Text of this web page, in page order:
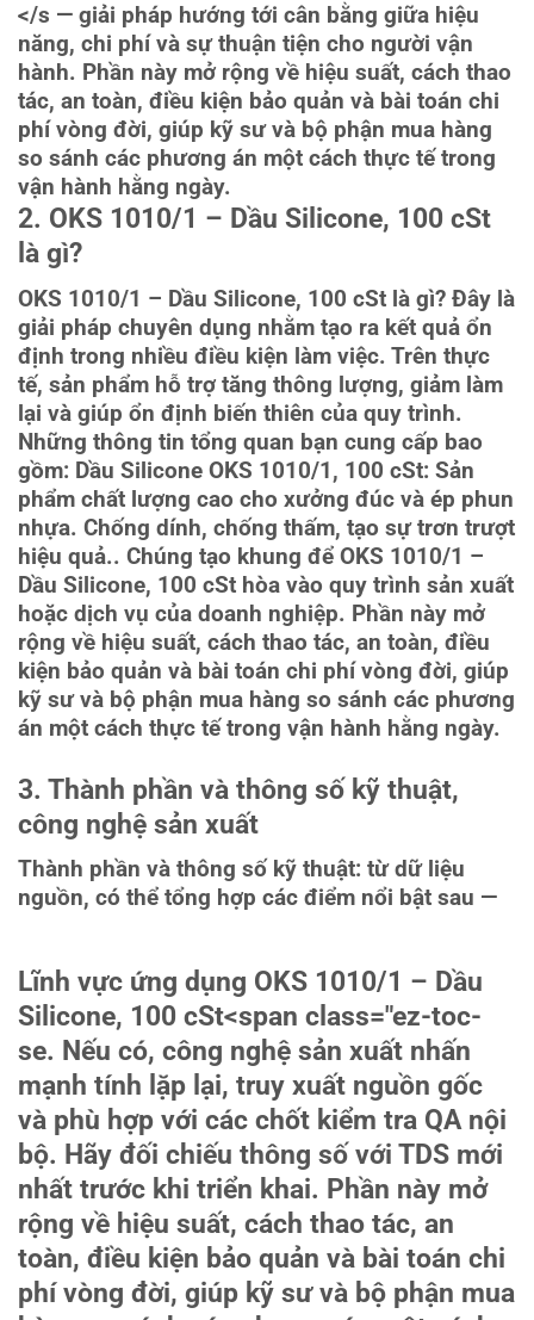
</s — giải pháp hướng tới cân bằng giữa hiệu
năng, chi phí và sự thuận tiện cho người vận
hành. Phần này mở rộng về hiệu suất, cách thao
tác, an toàn, điều kiện bảo quản và bài toán chi
phí vòng đời, giúp kỹ sư và bộ phận mua hàng
so sánh các phương án một cách thực tế trong
vận hành hằng ngày.
2. OKS 1010/1 – Dầu Silicone, 100 cSt
là gì?
OKS 1010/1 – Dầu Silicone, 100 cSt là gì? Đây là
giải pháp chuyên dụng nhằm tạo ra kết quả ổn
định trong nhiều điều kiện làm việc. Trên thực
tế, sản phẩm hỗ trợ tăng thông lượng, giảm làm
lại và giúp ổn định biến thiên của quy trình.
Những thông tin tổng quan bạn cung cấp bao
gồm: Dầu Silicone OKS 1010/1, 100 cSt: Sản
phẩm chất lượng cao cho xưởng đúc và ép phun
nhựa. Chống dính, chống thấm, tạo sự trơn trượt
hiệu quả.. Chúng tạo khung để OKS 1010/1 –
Dầu Silicone, 100 cSt hòa vào quy trình sản xuất
hoặc dịch vụ của doanh nghiệp. Phần này mở
rộng về hiệu suất, cách thao tác, an toàn, điều
kiện bảo quản và bài toán chi phí vòng đời, giúp
kỹ sư và bộ phận mua hàng so sánh các phương
án một cách thực tế trong vận hành hằng ngày.
3. Thành phần và thông số kỹ thuật,
công nghệ sản xuất
Thành phần và thông số kỹ thuật: từ dữ liệu
nguồn, có thể tổng hợp các điểm nổi bật sau —
Lĩnh vực ứng dụng OKS 1010/1 – Dầu
Silicone, 100 cSt<span class="ez-toc-
se. Nếu có, công nghệ sản xuất nhấn
mạnh tính lặp lại, truy xuất nguồn gốc
và phù hợp với các chốt kiểm tra QA nội
bộ. Hãy đối chiếu thông số với TDS mới
nhất trước khi triển khai. Phần này mở
rộng về hiệu suất, cách thao tác, an
toàn, điều kiện bảo quản và bài toán chi
phí vòng đời, giúp kỹ sư và bộ phận mua